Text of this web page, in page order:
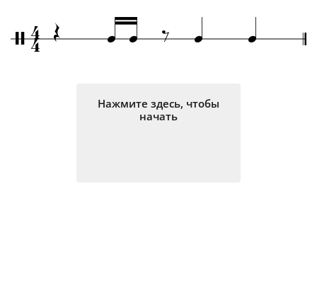
/4
4 Œ q q ‰ q q
Нажмите здесь, чтобы
начать